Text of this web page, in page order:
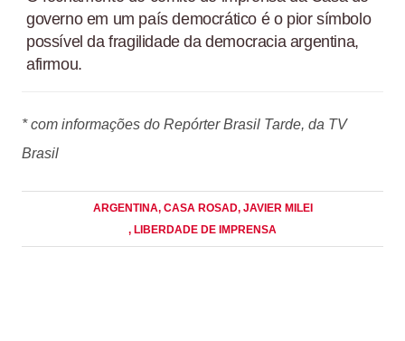
governo em um país democrático é o pior símbolo
possível da fragilidade da democracia argentina,
afirmou.
* com informações do Repórter Brasil Tarde, da TV
Brasil
ARGENTINA, CASA ROSAD, JAVIER MILEI
, LIBERDADE DE IMPRENSA